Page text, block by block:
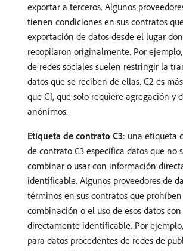
exportar a terceros. Algunos
tienen condiciones en sus contratos
exportación de datos desde el lugar
recopilaron originalmente. Por
de redes sociales suelen restringir la
datos que se reciben de ellas. C2 es
que C1, que solo requiere agregación y
anónimos.
Etiqueta de contrato C3: una etiqueta
de contrato C3 especifica datos que no
combinar o usar con información
identificable. Algunos proveedores de
términos en sus contratos que
combinación o el uso de esos datos
directamente identificable. Por
para datos procedentes de redes de